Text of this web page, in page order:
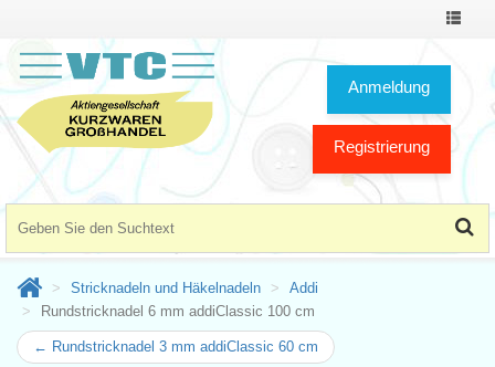
Toggle
Anmeldung
Registrierung
Stricknadeln und Häkelnadeln
Addi
Rundstricknadel 6 mm addiClassic 100 cm
← Rundstricknadel 3 mm addiClassic 60 cm